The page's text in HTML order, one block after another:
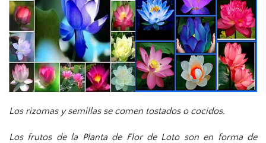
Los rizomas y semillas se comen tostados o cocidos.
Los frutos de la Planta de Flor de Loto son en forma de